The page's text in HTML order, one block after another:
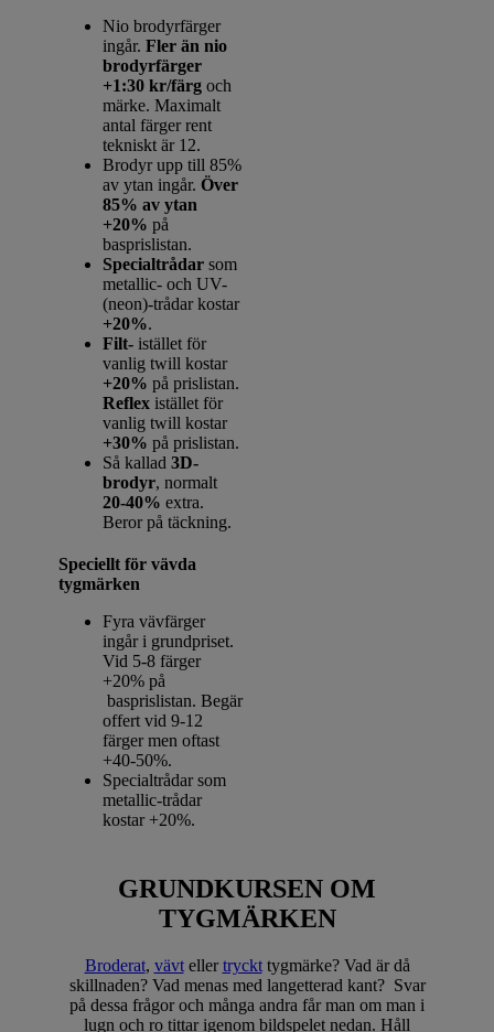
Nio brodyrfärger
ingår. Fler än nio
brodyrfärger
+1:30 kr/färgoch
märke. Maximalt
antal färger rent
tekniskt är 12.
Brodyr upp till 85%
av ytan ingår.Över
85% av ytan
+20% på
basprislistan.
Specialtrådarsom
metallic- och UV-
(neon)-trådar kostar
+20%.
Filt- istället för
vanlig twill kostar
+20% på prislistan.
Reflex istället för
vanlig twill kostar
+30% på prislistan.
Så kallad3D-
brodyr, normalt
20-40% extra.
Beror på täckning.
Speciellt för vävda
tygmärken
Fyra vävfärger
ingår i grundpriset.
Vid 5-8 färger
+20% på
basprislistan. Begär
offert vid 9-12
färger men oftast
+40-50%.
Specialtrådar som
metallic-trådar
kostar +20%.
GRUNDKURSEN OM
TYGMÄRKEN
Broderat, vävteller tryckttygmärke? Vad är då
skillnaden? Vad menas med langetterad kant? Svar
på dessa frågor och många andra får man om man i
lugn och ro tittar igenom bildspelet nedan. Håll